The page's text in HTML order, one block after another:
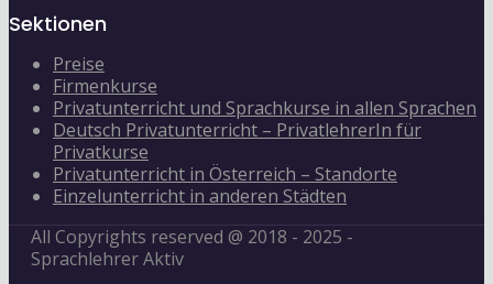
Sektionen
Preise
Firmenkurse
Privatunterricht und Sprachkurse in allen Sprachen
Deutsch Privatunterricht – PrivatlehrerIn für
Privatkurse
Privatunterricht in Österreich – Standorte
Einzelunterricht in anderen Städten
All Copyrights reserved @ 2018 - 2025 -
Sprachlehrer Aktiv